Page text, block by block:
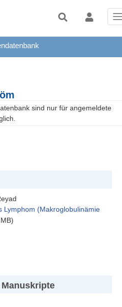
sind nur für angemeldete
Lymphom (Makroglobulinämie